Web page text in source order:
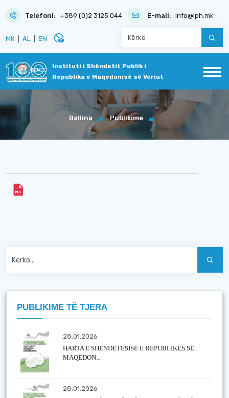
Telefoni: +389 (0)2 3125 044 E-mail: info@iph.mk
МК AL EN disabled_visible
Instituti i Shëndetit Publik i
Republika e Maqedonisë së Veriut
Ballina Publikime
PUBLIKIME TË TJERA
28.01.2026
HARTA E SHËNDETËSISË E REPUBLIKËS SË
MAQEDON...
28.01.2026